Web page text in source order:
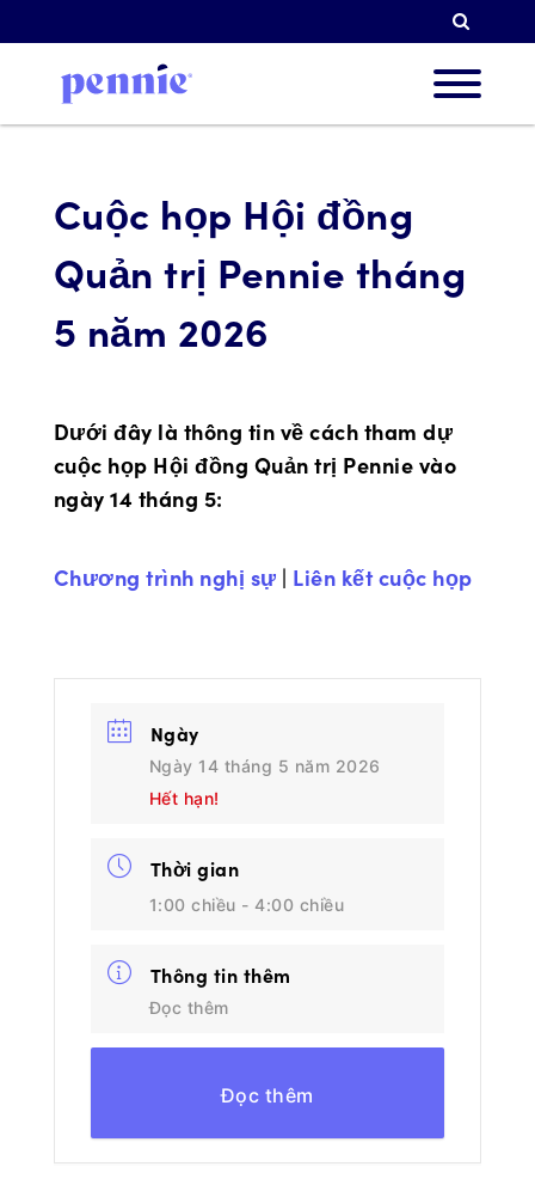
Ưu
Cuộc họp Hội đồng
Quản trị Pennie tháng
5 năm 2026
Dưới đây là thông tin về cách tham dự
cuộc họp Hội đồng Quản trị Pennie vào
ngày 14 tháng 5:
Chương trình nghị sự | Liên kết cuộc họp
Ngày
Ngày 14 tháng 5 năm 2026
Hết hạn!
Thời gian
1:00 chiều - 4:00 chiều
Thông tin thêm
Đọc thêm
Đọc thêm